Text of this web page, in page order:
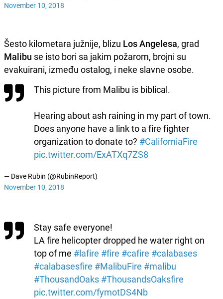
November 10, 2018
Šesto kilometara južnije, blizu Los Angelesa, grad
Malibu se isto bori sa jakim požarom, brojni su
evakuirani, između ostalog, i neke slavne osobe.
This picture from Malibu is biblical.
Hearing about ash raining in my part of town.
Does anyone have a link to a fire fighter
organization to donate to? #CaliforniaFire
pic.twitter.com/ExATXq7ZS8
— Dave Rubin (@RubinReport)
November 10, 2018
Stay safe everyone!
LA fire helicopter dropped he water right on
top of me #lafire #fire #cafire #calabases
#calabasesfire #MalibuFire #malibu
#ThousandOaks #ThousandsOaksfire
pic.twitter.com/fymotDS4Nb